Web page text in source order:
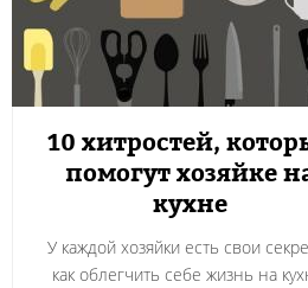
10 хитростей,
помогут хозяйке
кухне
У каждой хозяйки есть свои
как облегчить себе жизнь на